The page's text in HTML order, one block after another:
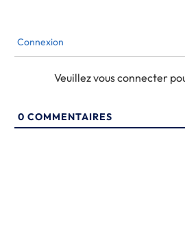
Connexion
Veuillez vous connecter
0 COMMENTAIRES